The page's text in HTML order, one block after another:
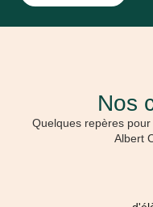
Nos
Quelques repères
Albert